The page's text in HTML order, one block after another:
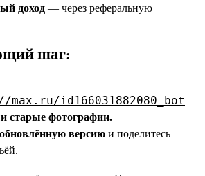
доход — через реферальную
шаг:
id166031882080_bot
старые фотографии.
версию и поделитесь